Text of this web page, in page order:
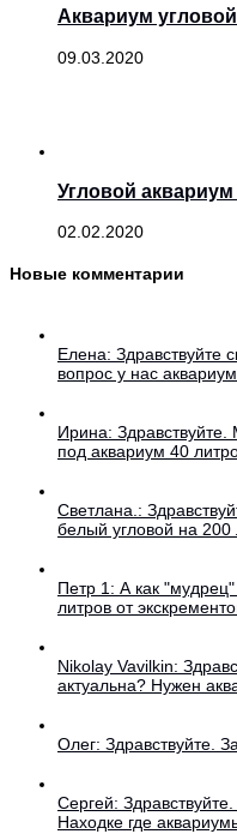
Аквариум
09.03.2020
Угловой
02.02.2020
Новые комментарии
Елена: Здравствуйте
вопрос у нас
Ирина: Здравствуйте.
под аквариум 40
Светлана.:
белый угловой на 200
Петр 1: А как "мудрец"
литров от
Nikolay Vavilkin:
актуальна? Нужен
Олег: Здравствуйте.
Сергей:
Находке где